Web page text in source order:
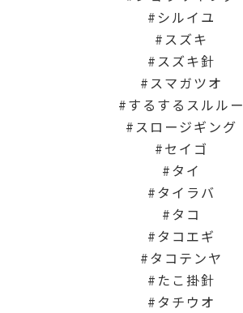
シルイユ
スズキ
スズキ針
スマガツオ
するするスルルー
スロージギング
セイゴ
タイ
タイラバ
タコ
タコエギ
タコテンヤ
たこ掛針
タチウオ